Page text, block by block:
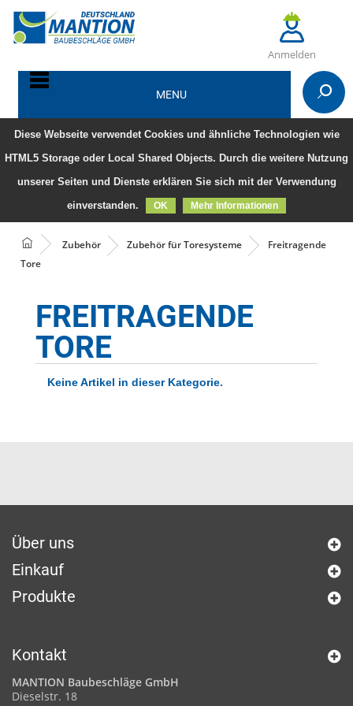
Diese Webseite verwendet Cookies und ähnliche Technologien wie
HTML5 Storage oder Local Shared Objects. Durch die weitere Nutzung
unserer Seiten und Dienste erklären Sie sich mit der Verwendung
einverstanden.
OK Mehr Informationen
Anmelden
MENU
Zubehör Zubehör für Toresysteme
Freitragende
Tore
FREITRAGENDE
TORE
Keine Artikel in dieser Kategorie.
Über uns
Einkauf
Produkte
Kontakt
MANTION Baubeschläge GmbH
Dieselstr. 18